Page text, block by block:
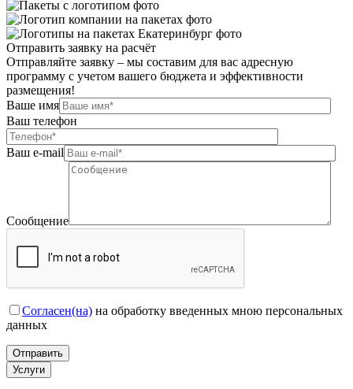
Отправить заявку на расчёт
Отправляйте заявку – мы составим для вас адресную
программу с учетом вашего бюджета и эффективности
размещения!
Ваше имя
Ваш телефон
Ваш e-mail
Сообщение
Согласен(на) на обработку введенных мною персональных
данных
Услуги